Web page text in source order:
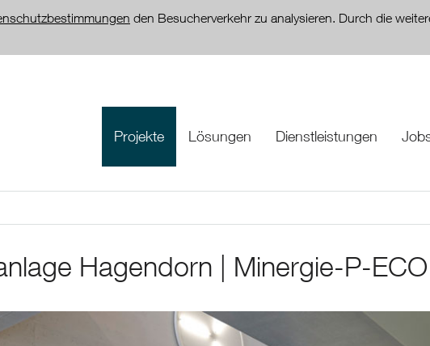
den Besucherverkehr zu analysieren. Durch die
Projekte Lösungen Dienstleistungen
Hagendorn | Minergie-P-ECO